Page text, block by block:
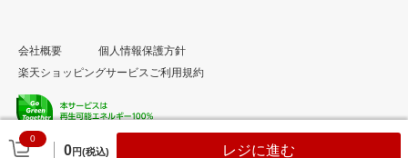
0
0円(税込) レジに進む
会社概要
個人情報保護方針
楽天ショッピングサービスご利用規約
© Rakuten Group, Inc.